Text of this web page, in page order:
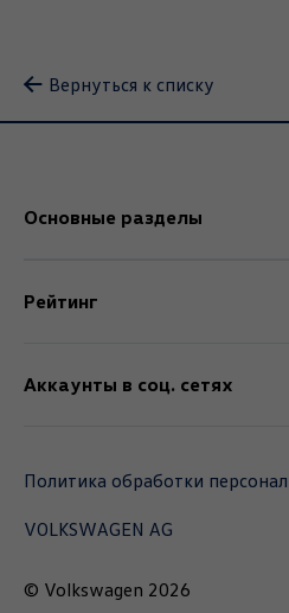
Вернуться к списку
Основные разделы
Рейтинг
Аккаунты в соц. сетях
Политика обработки
VOLKSWAGEN AG
© Volkswagen 2026